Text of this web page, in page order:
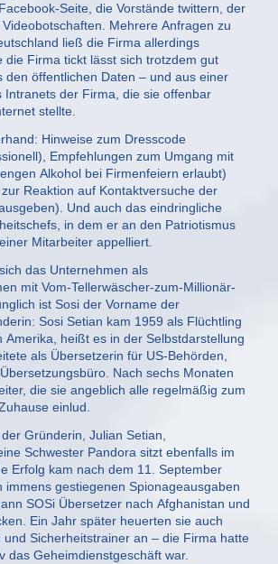
Seite, die Vorstände twittern, der
Mehrere Anfragen zu
ließ die Firma allerdings
die Firma tickt lässt sich trotzdem gut
den öffentlichen Daten – und aus einer
Intranets der Firma, die sie offenbar
stellte.
Hinweise zum Dresscode
Empfehlungen zum Umgang mit
Alkohol bei Firmenfeiern erlaubt)
Reaktion auf Kontaktversuche der
Und auch das eindringliche
in dem er an den Patriotismus
Mitarbeiter appelliert.
das Unternehmen als
mit Vom-Tellerwäscher-zum-Millionär-
ist Sosi der Vorname der
Sosi Setian kam 1959 als Flüchtling
Amerika, heißt es in der Selbstdarstellung
als Übersetzerin für US-Behörden,
Nach sechs Monaten
die sie angeblich alle regelmäßig zum
einlud.
Gründerin, Julian Setian,
Schwester Pandora sitzt ebenfalls im
Erfolg kam nach dem 11. September
immens gestiegenen Spionageausgaben
SOSi Übersetzer nach Afghanistan und
Ein Jahr später heuerten sie auch
und Sicherheitstrainer an – die Firma hatte
das Geheimdienstgeschäft war.